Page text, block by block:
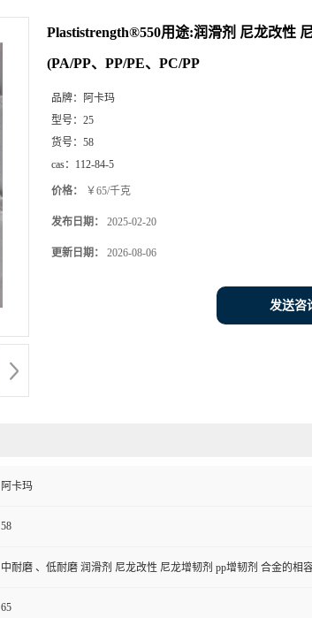
Plastistrength®550用途:润滑剂 尼龙改性
(PA/PP、PP/PE、PC/PP
品牌：
阿卡玛
型号： 25
货号： 58
cas： 112-84-5
价格： ￥65/千克
发布日期： 2025-02-20
更新日期： 2026-08-06
发送咨
阿卡玛
58
中耐磨 、低耐磨 润滑剂 尼龙改性 尼龙增韧剂 pp增韧剂 合金的相
65